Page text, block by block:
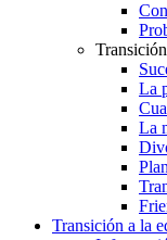
La
La
Transición a la